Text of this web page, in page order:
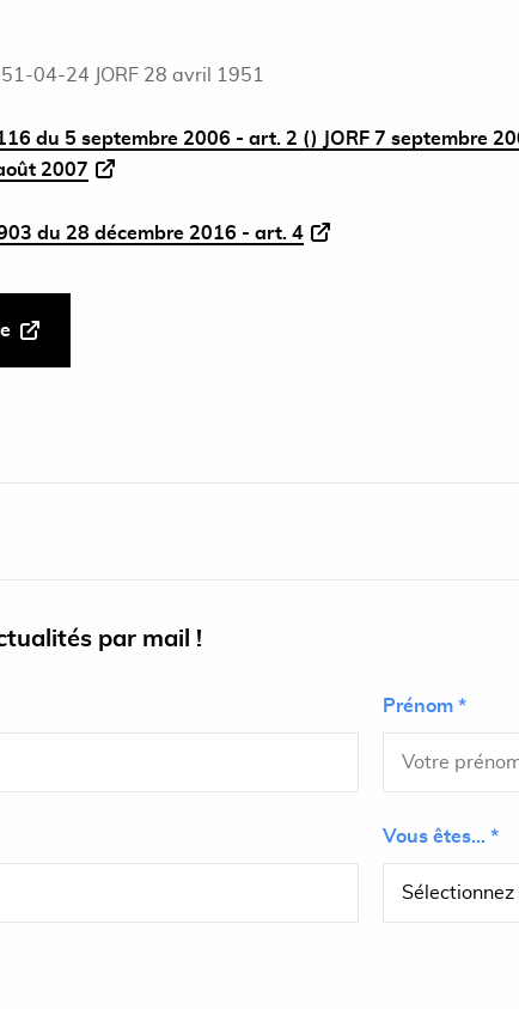
04-24 JORF 28 avril 1951
du 5 septembre 2006 - art. 2 () JORF 7 septembre
2007
du 28 décembre 2016 - art. 4
par mail !
Prénom *
Vous êtes... *